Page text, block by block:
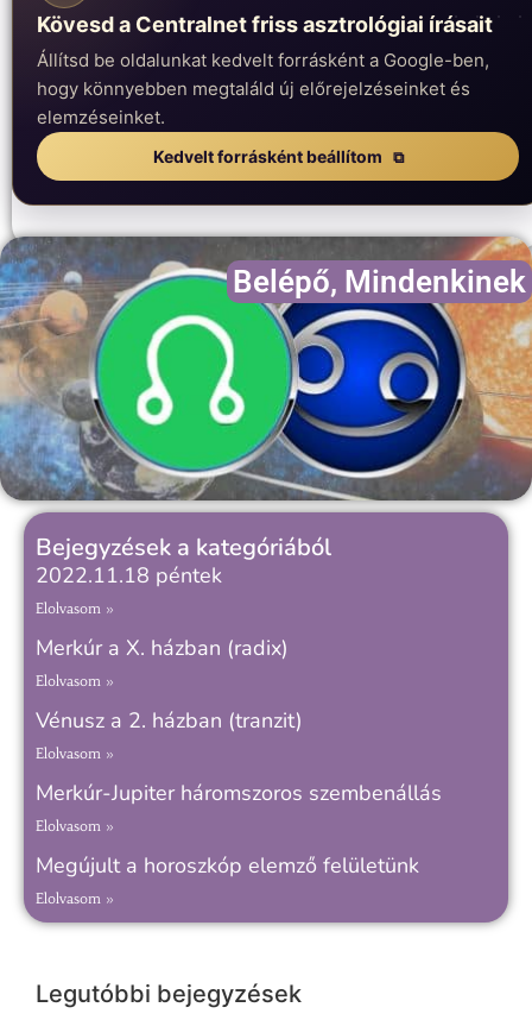
Kövesd a Centralnet friss asztrológiai írásait
Állítsd be oldalunkat kedvelt forrásként a Google-ben,
hogy könnyebben megtaláld új előrejelzéseinket és
elemzéseinket.
Kedvelt forrásként beállítom
Belépő, Mindenkinek
Bejegyzések a kategóriából
2022.11.18 péntek
Elolvasom »
Merkúr a X. házban (radix)
Elolvasom »
Vénusz a 2. házban (tranzit)
Elolvasom »
Merkúr-Jupiter háromszoros szembenállás
Elolvasom »
Megújult a horoszkóp elemző felületünk
Elolvasom »
Legutóbbi bejegyzések